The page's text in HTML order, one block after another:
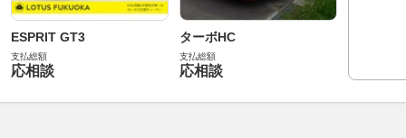
ESPRIT GT3
支払総額
応相談
ターボHC
支払総額
応相談